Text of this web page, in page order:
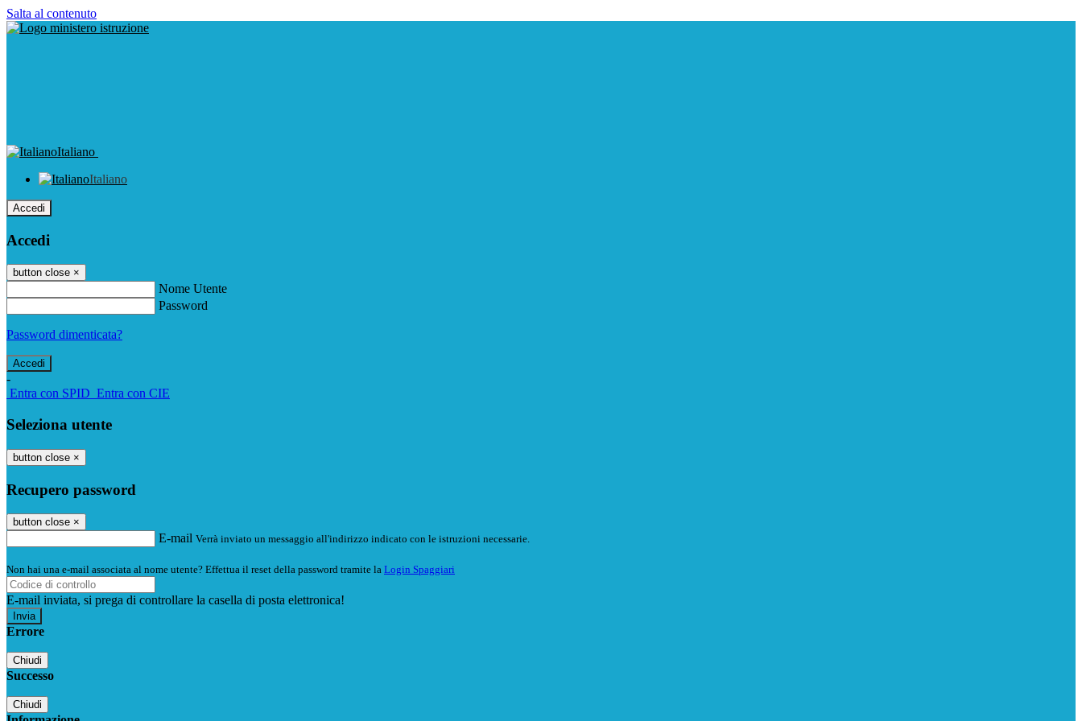
Salta al contenuto
Italiano
Italiano
Accedi
Accedi
button close ×
Nome Utente
Password
Password dimenticata?
-
Entra con SPID Entra con CIE
Seleziona utente
button close ×
Recupero password
button close ×
E-mail Verrà inviato un messaggio all'indirizzo indicato con le istruzioni necessarie.
Non hai una e-mail associata al nome utente? Effettua il reset della password tramite la Login Spaggiari
E-mail inviata, si prega di controllare la casella di posta elettronica!
Errore
Chiudi
Successo
Chiudi